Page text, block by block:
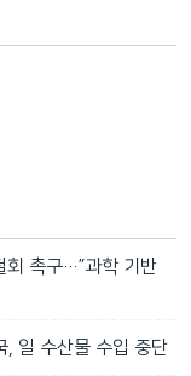
회 촉구…”과학 기반
, 일 수산물 수입 중단